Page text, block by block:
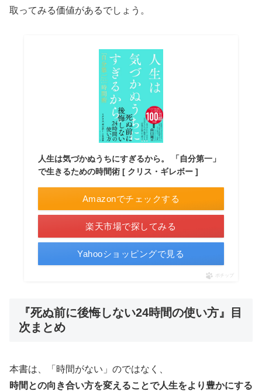
取ってみる価値があるでしょう。
人生は気づかぬうちにすぎるから。 「自分第一」
で生きるための時間術 [ クリス・ギレボー ]
Amazonでチェックする
楽天市場で探してみる
Yahooショッピングで見る
ポチップ
『死ぬ前に後悔しない24時間の使い方』目
次まとめ
本書は、「時間がない」のではなく、
時間との向き合い方を変えることで人生をより豊かにする